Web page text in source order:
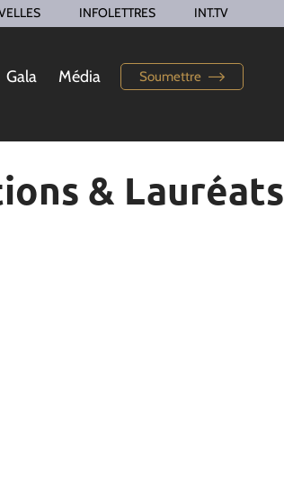
INFOLETTRES INT.TV
Gala Média Soumettre
& Lauréats